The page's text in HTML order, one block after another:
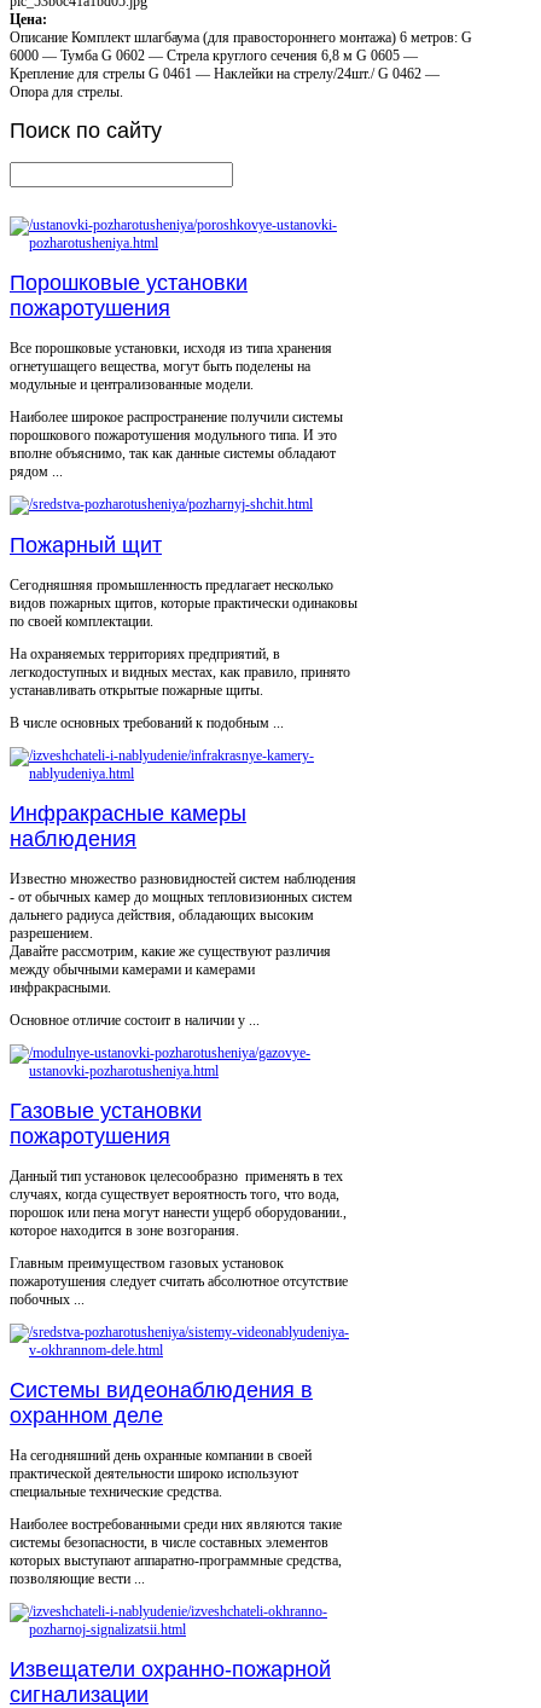
Цена:
Описание Комплект шлагбаума (для правостороннего монтажа) 6 метров: G
6000 — Тумба G 0602 — Стрела круглого сечения 6,8 м G 0605 —
Крепление для стрелы G 0461 — Наклейки на стрелу/24шт./ G 0462 —
Опора для стрелы.
Поиск по сайту
Порошковые установки
пожаротушения
Все порошковые установки, исходя из типа хранения
огнетушащего вещества, могут быть поделены на
модульные и централизованные модели.
Наиболее широкое распространение получили системы
порошкового пожаротушения модульного типа. И это
вполне объяснимо, так как данные системы обладают
рядом ...
Пожарный щит
Сегодняшняя промышленность предлагает несколько
видов пожарных щитов, которые практически одинаковы
по своей комплектации.
На охраняемых территориях предприятий, в
легкодоступных и видных местах, как правило, принято
устанавливать открытые пожарные щиты.
В числе основных требований к подобным ...
Инфракрасные камеры
наблюдения
Известно множество разновидностей систем наблюдения
- от обычных камер до мощных тепловизионных систем
дальнего радиуса действия, обладающих высоким
разрешением.
Давайте рассмотрим, какие же существуют различия
между обычными камерами и камерами
инфракрасными.
Основное отличие состоит в наличии у ...
Газовые установки
пожаротушения
Данный тип установок целесообразно применять в тех
случаях, когда существует вероятность того, что вода,
порошок или пена могут нанести ущерб оборудовании.,
которое находится в зоне возгорания.
Главным преимуществом газовых установок
пожаротушения следует считать абсолютное отсутствие
побочных ...
Системы видеонаблюдения в
охранном деле
На сегодняшний день охранные компании в своей
практической деятельности широко используют
специальные технические средства.
Наиболее востребованными среди них являются такие
системы безопасности, в числе составных элементов
которых выступают аппаратно-программные средства,
позволяющие вести ...
Извещатели охранно-пожарной
сигнализации